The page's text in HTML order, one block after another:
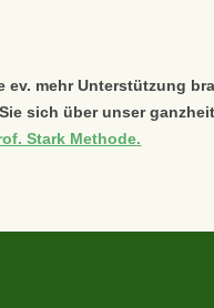
mehr Unterstützung
sich über unser
Stark Methode.